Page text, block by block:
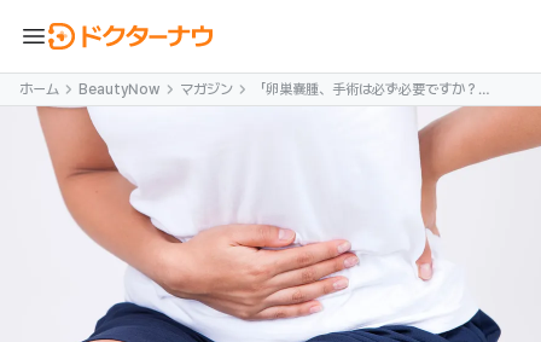
menu
ホーム BeautyNow マガジン
「卵巣嚢腫、手術は必ず必要ですか？」
卵巣嚢腫の症状や破裂した場合につい
て、治療法について解説します